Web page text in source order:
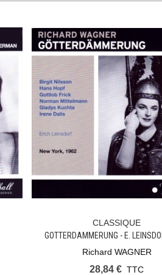
Ajouter Au Panier
CLASSIQUE
GOTTERDAMMERUNG - E.
Richard WAGNER
28,84 € TTC